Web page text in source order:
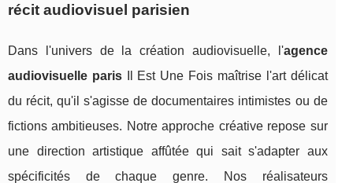
récit audiovisuel parisien
Dans l'univers de la création audiovisuelle, l'agence
audiovisuelle parisIl Est Une Fois maîtrise l'art délicat
du récit, qu'il s'agisse de documentaires intimistes ou de
fictions ambitieuses. Notre approche créative repose sur
une direction artistique affûtée qui sait s'adapter aux
spécificités de chaque genre. Nos réalisateurs